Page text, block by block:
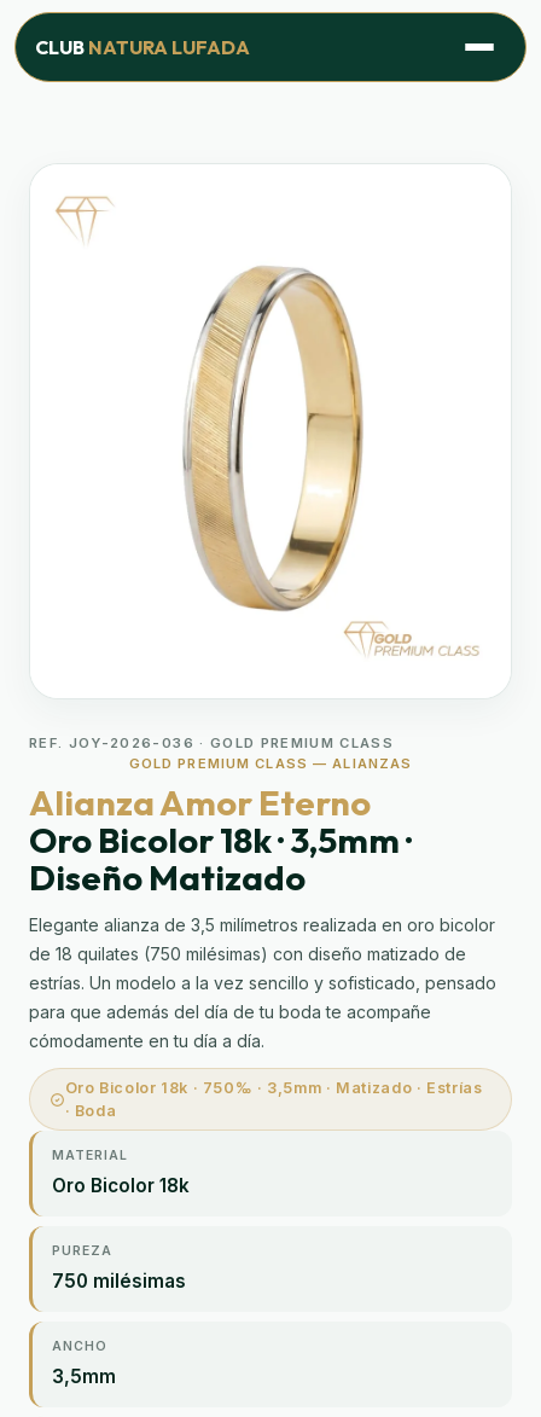
CLUB NATURA LUFADA
REF. JOY-2026-036 · GOLD PREMIUM CLASS
GOLD PREMIUM CLASS — ALIANZAS
Alianza Amor Eterno
Oro Bicolor 18k · 3,5mm ·
Diseño Matizado
Elegante alianza de 3,5 milímetros realizada en oro bicolor
de 18 quilates (750 milésimas) con diseño matizado de
estrías. Un modelo a la vez sencillo y sofisticado, pensado
para que además del día de tu boda te acompañe
cómodamente en tu día a día.
Oro Bicolor 18k · 750‰ · 3,5mm · Matizado · Estrías
· Boda
MATERIAL
Oro Bicolor 18k
PUREZA
750 milésimas
ANCHO
3,5mm